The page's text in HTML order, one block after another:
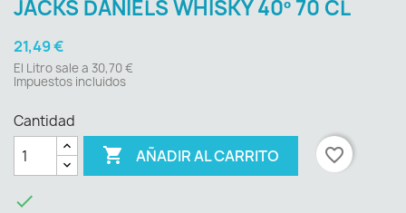
JACKS DANIELS WHISKY 40º 70 CL
21,49 €
El Litro sale a 30,70 €
Impuestos incluidos
Cantidad
 AÑADIR AL CARRITO favorite_border
